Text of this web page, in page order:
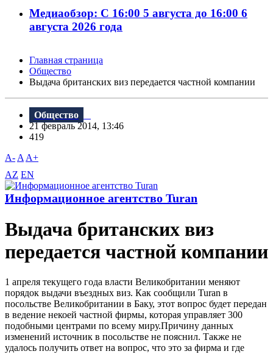
Медиаобзор: С 16:00 5 августа до 16:00 6
августа 2026 года
Главная страница
Общество
Выдача британских виз передается частной компании
Общество
21 февраль 2014, 13:46
419
A- A A+
AZ EN
Информационное агентство Turan
Выдача британских виз
передается частной компании
1 апреля текущего года власти Великобритании меняют
порядок выдачи въездных виз. Как сообщили Turan в
посольстве Великобритании в Баку, этот вопрос будет передан
в ведение некоей частной фирмы, которая управляет 300
подобными центрами по всему миру.Причину данных
изменений источник в посольстве не пояснил. Также не
удалось получить ответ на вопрос, что это за фирма и где